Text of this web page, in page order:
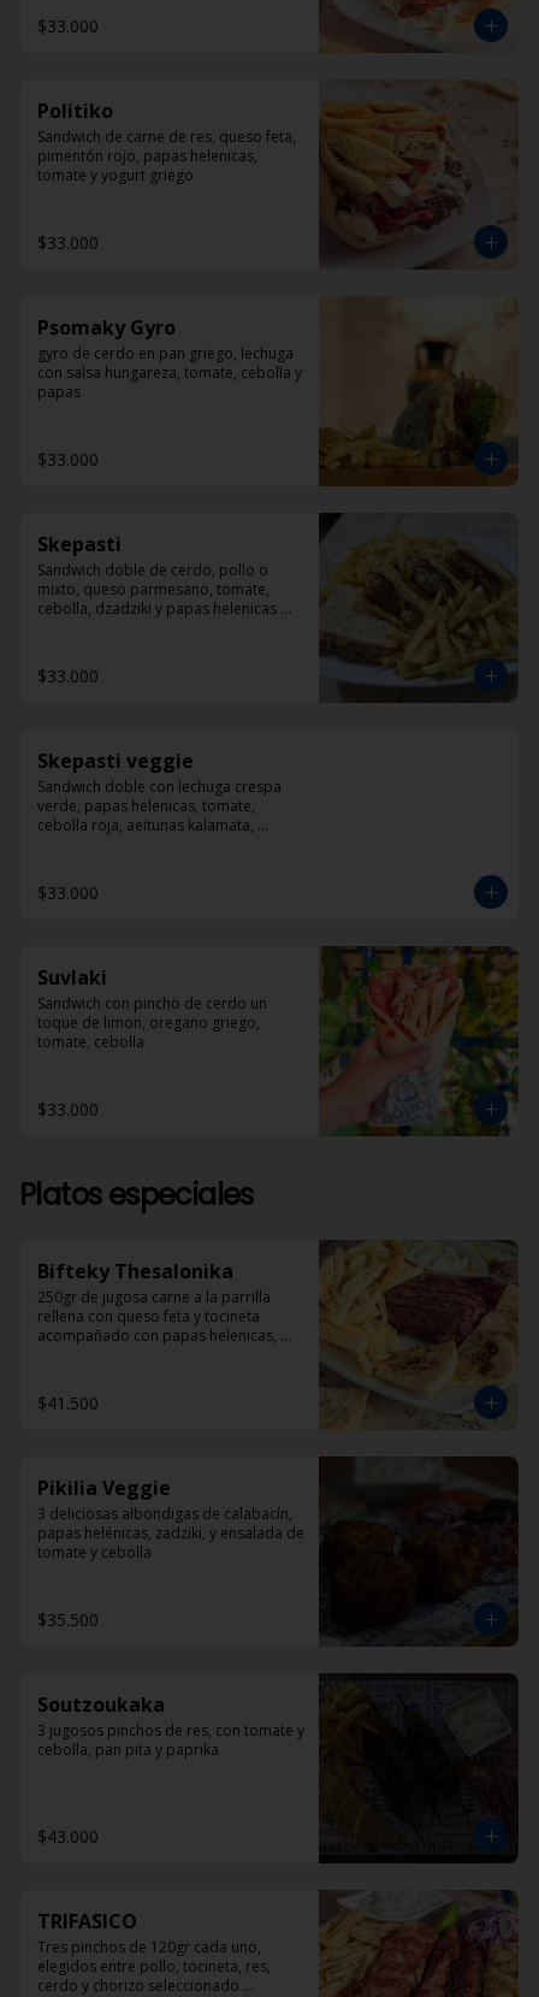
$33.000
Politiko
Sandwich de carne de res, queso feta,
pimentón rojo, papas helenicas,
tomate y yogurt griego
$33.000
Psomaky Gyro
gyro de cerdo en pan griego, lechuga
con salsa hungareza, tomate, cebolla y
papas
$33.000
Skepasti
Sandwich doble de cerdo, pollo o
mixto, queso parmesano, tomate,
cebolla, dzadziki y papas helenicas
$33.000
Skepasti veggie
Sandwich doble con lechuga crespa
verde, papas helenicas, tomate,
cebolla roja, aeitunas kalamata,
$33.000
Suvlaki
Sandwich con pincho de cerdo un
toque de limon, oregano griego,
tomate, cebolla
$33.000
Platos especiales
Bifteky Thesalonika
250gr de jugosa carne a la parrilla
rellena con queso feta y tocineta
acompañado con papas helenicas,
$41.500
Pikilia Veggie
3 deliciosas albondigas de calabacín,
papas helénicas, zadziki, y ensalada de
tomate y cebolla
$35.500
Soutzoukaka
3 jugosos pinchos de res, con tomate y
cebolla, pan pita y paprika
$43.000
TRIFASICO
Tres pinchos de 120gr cada uno,
elegidos entre pollo, tocineta, res,
cerdo y chorizo seleccionado